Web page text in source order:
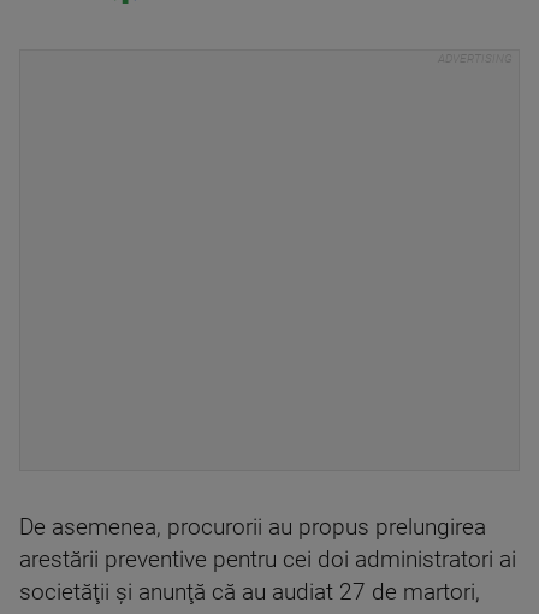
De asemenea, procurorii au propus prelungirea
arestării preventive pentru cei doi administratori ai
societăţii şi anunţă că au audiat 27 de martori,